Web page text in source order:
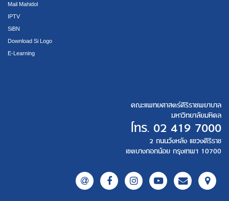
Mail Mahidol
IPTV
SiBN
Download Si Logo
E-Learning
คณะแพทยศาสตร์ศิริราชพยาบาล
มหาวิทยาลัยมหิดล
โทร. 02 419 7000
2 ถนนวังหลัง แขวงศิริราช
เขตบางกอกน้อย กรุงเทพฯ 10700